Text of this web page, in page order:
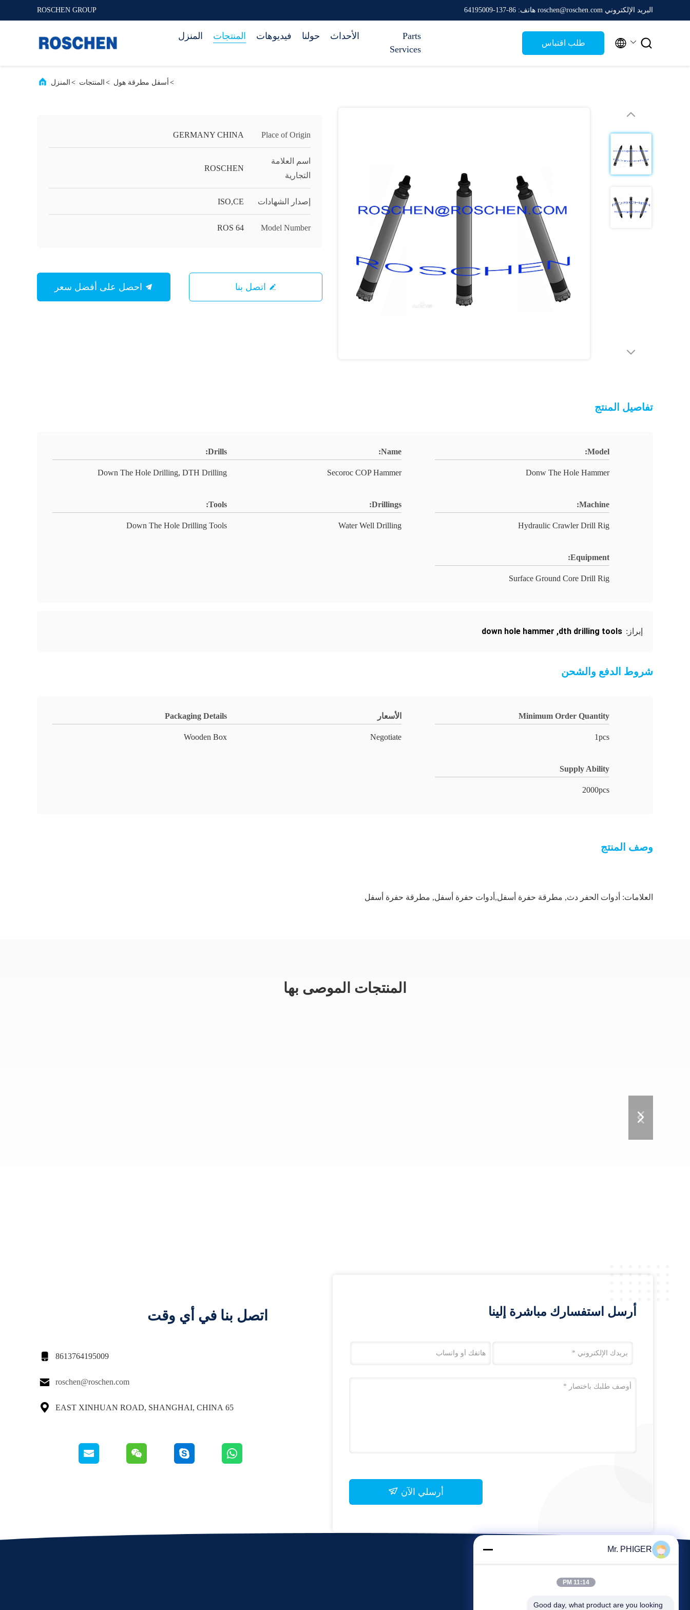
ROSCHEN GROUP البريد الإلكتروني roschen@roschen.com هاتف: 86-137-64195009
المنزل المنتجات فيديوهات حولنا الأحداث
Parts
Services
طلب اقتباس  
المنزل > المنتجات > أسفل مطرقة هول >
Place of Origin
GERMANY CHINA
اسم العلامة
التجارية
ROSCHEN
إصدار الشهادات ISO,CE
Model Number
ROS 64
تفاصيل المنتج
Model:
Donw The Hole Hammer
Name:
Secoroc COP Hammer
Drills:
Down The Hole Drilling, DTH Drilling
Machine:
Hydraulic Crawler Drill Rig
Drillings:
Water Well Drilling
Tools:
Down The Hole Drilling Tools
Equipment:
Surface Ground Core Drill Rig
إبراز: dth drilling tools
,
down hole hammer
شروط الدفع والشحن
Minimum Order Quantity
1pcs
الأسعار
Negotiate
Packaging Details
Wooden Box
Supply Ability
2000pcs
وصف المنتج
العلامات: أدوات الحفر دث, مطرقة حفرة أسفل,أدوات حفرة أسفل, مطرقة حفرة أسفل
المنتجات الموصى بها
اتصل بنا في أي وقت
 8613764195009
 roschen@roschen.com
 65 EAST XINHUAN ROAD, SHANGHAI, CHINA
أرسل استفسارك مباشرة إلينا
أرسلي الآن
Mr. PHIGER
11:14 PM
Good day, what product are you looking